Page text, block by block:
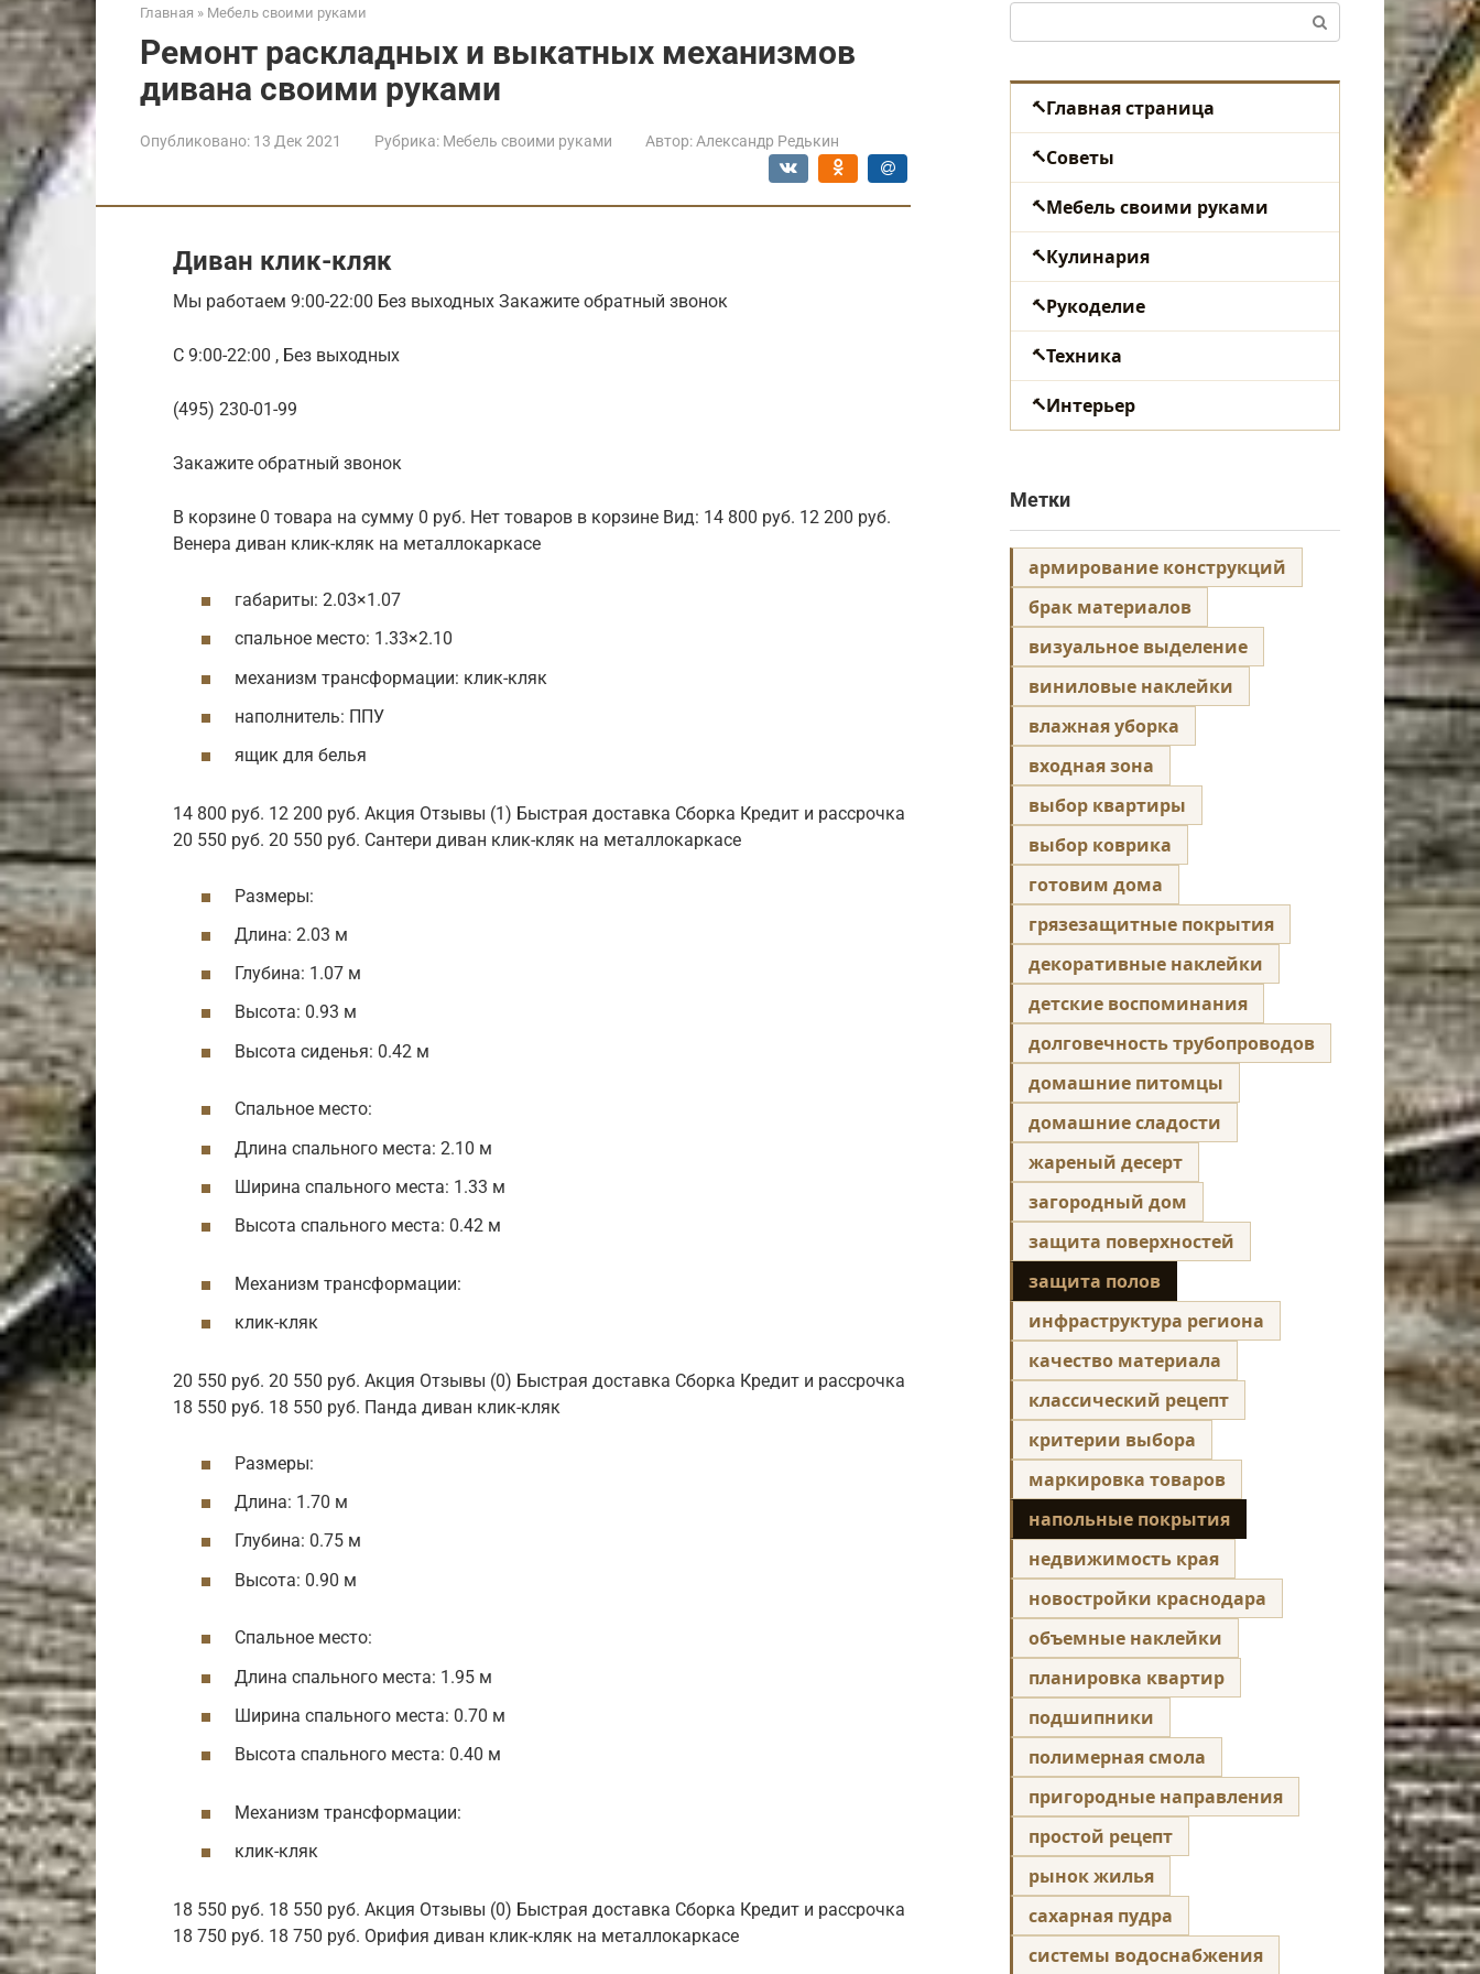
Главная » Мебель своими руками
Ремонт раскладных и выкатных механизмов
дивана своими руками
Опубликовано: 13 Дек 2021 Рубрика: Мебель своими руками Автор: Александр Редькин
Диван клик-кляк
Мы работаем 9:00-22:00 Без выходных Закажите обратный звонок
С 9:00-22:00 , Без выходных
(495) 230-01-99
Закажите обратный звонок
В корзине 0 товара на сумму 0 руб. Нет товаров в корзине Вид: 14 800 руб. 12 200 руб.
Венера диван клик-кляк на металлокаркасе
габариты: 2.03×1.07
спальное место: 1.33×2.10
механизм трансформации: клик-кляк
наполнитель: ППУ
ящик для белья
14 800 руб. 12 200 руб. Акция Отзывы (1) Быстрая доставка Сборка Кредит и рассрочка
20 550 руб. 20 550 руб. Сантери диван клик-кляк на металлокаркасе
Размеры:
Длина: 2.03 м
Глубина: 1.07 м
Высота: 0.93 м
Высота сиденья: 0.42 м
Спальное место:
Длина спального места: 2.10 м
Ширина спального места: 1.33 м
Высота спального места: 0.42 м
Механизм трансформации:
клик-кляк
20 550 руб. 20 550 руб. Акция Отзывы (0) Быстрая доставка Сборка Кредит и рассрочка
18 550 руб. 18 550 руб. Панда диван клик-кляк
Размеры:
Длина: 1.70 м
Глубина: 0.75 м
Высота: 0.90 м
Спальное место:
Длина спального места: 1.95 м
Ширина спального места: 0.70 м
Высота спального места: 0.40 м
Механизм трансформации:
клик-кляк
18 550 руб. 18 550 руб. Акция Отзывы (0) Быстрая доставка Сборка Кредит и рассрочка
18 750 руб. 18 750 руб. Орифия диван клик-кляк на металлокаркасе
Главная страница
Советы
Мебель своими руками
Кулинария
Рукоделие
Техника
Интерьер
Метки
армирование конструкций
брак материалов
визуальное выделение
виниловые наклейки
влажная уборка
входная зона
выбор квартиры
выбор коврика
готовим дома
грязезащитные покрытия
декоративные наклейки
детские воспоминания
долговечность трубопроводов
домашние питомцы
домашние сладости
жареный десерт
загородный дом
защита поверхностей
защита полов
инфраструктура региона
качество материала
классический рецепт
критерии выбора
маркировка товаров
напольные покрытия
недвижимость края
новостройки краснодара
объемные наклейки
планировка квартир
подшипники
полимерная смола
пригородные направления
простой рецепт
рынок жилья
сахарная пудра
системы водоснабжения